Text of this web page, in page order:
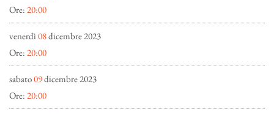
Ore: 20:00
venerdì 08dicembre 2023
Ore: 20:00
sabato09dicembre 2023
Ore: 20:00